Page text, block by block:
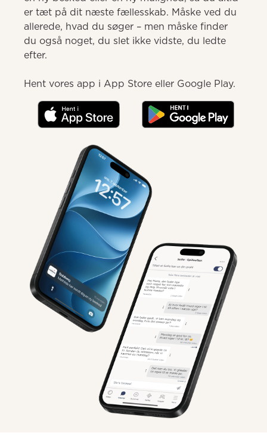
er tæt på dit næste fællesskab. Måske ved du
allerede, hvad du søger – men måske finder
du også noget, du slet ikke vidste, du ledte
efter.
Hent vores app i App Store eller Google Play.